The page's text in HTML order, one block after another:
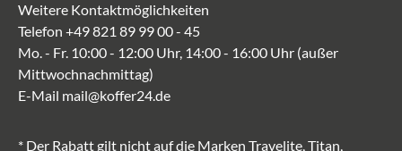
Weitere Kontaktmöglichkeiten
Telefon +49 821 89 99 00 - 45
Mo. - Fr. 10:00 - 12:00 Uhr, 14:00 - 16:00 Uhr (außer
Mittwochnachmittag)
E-Mail mail@koffer24.de
* Der Rabatt gilt nicht auf die Marken Travelite, Titan,